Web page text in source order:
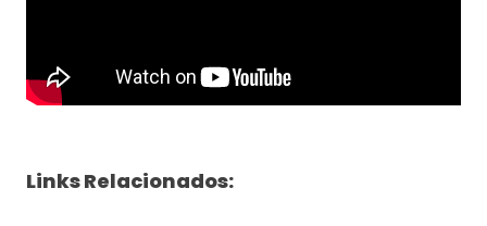
Links Relacionados: